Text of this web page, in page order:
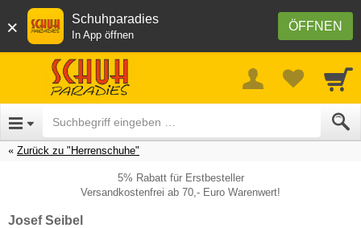
× ÖFFNEN
Schuhparadies
In App öffnen
Zurück zu "Herrenschuhe"
5% Rabatt für Erstbesteller
Versandkostenfrei ab 70,- Euro Warenwert!
Josef Seibel